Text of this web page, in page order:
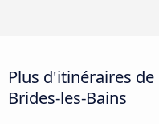
Plus d'itinéraires
Brides-les-Bains